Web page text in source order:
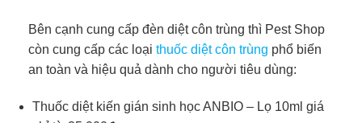
Bên cạnh cung cấp đèn diệt côn trùng thì Pest Shop
còn cung cấp các loại thuốc diệt côn trùng phổ biến
an toàn và hiệu quả dành cho người tiêu dùng:
Thuốc diệt kiến gián sinh học ANBIO – Lọ 10ml giá